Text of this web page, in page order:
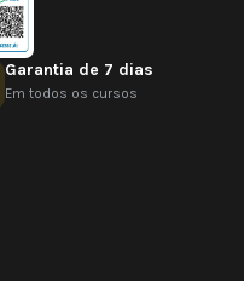
Garantia de 7 dias
Em todos os cursos